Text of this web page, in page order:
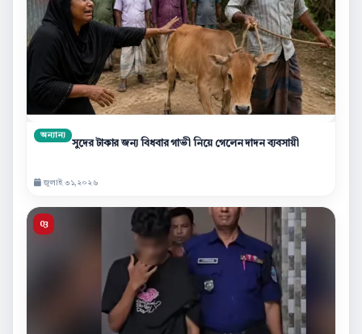
অন্যান্য
সুদের টাকার জন্য বিধবার গাভী নিয়ে গেলেন দাদন ব্যবসায়ী
জুলাই ৩১,২০২৬